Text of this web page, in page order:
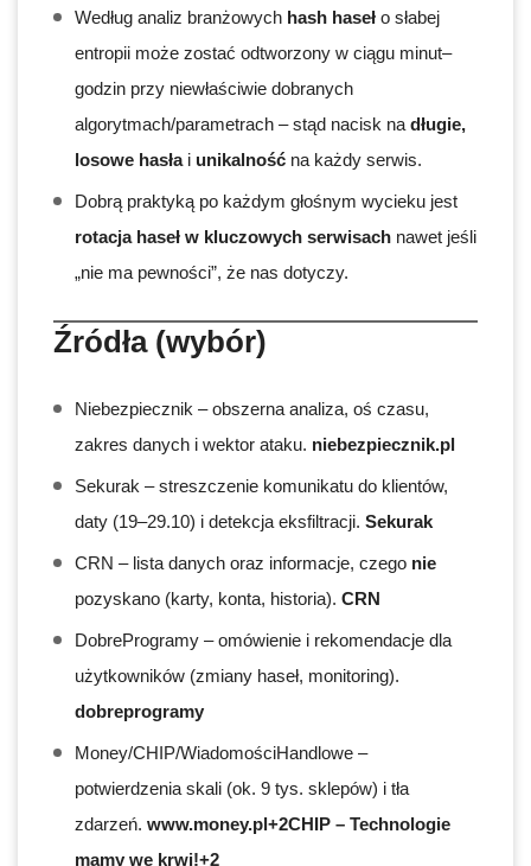
Według analiz branżowych hash haseł o słabej
entropii może zostać odtworzony w ciągu minut–
godzin przy niewłaściwie dobranych
algorytmach/parametrach – stąd nacisk na długie,
losowe hasłai unikalność na każdy serwis.
Dobrą praktyką po każdym głośnym wycieku jest
rotacja haseł w kluczowych serwisach nawet jeśli
„nie ma pewności”, że nas dotyczy.
Źródła (wybór)
Niebezpiecznik – obszerna analiza, oś czasu,
zakres danych i wektor ataku. niebezpiecznik.pl
Sekurak – streszczenie komunikatu do klientów,
daty (19–29.10) i detekcja eksfiltracji. Sekurak
CRN – lista danych oraz informacje, czego nie
pozyskano (karty, konta, historia). CRN
DobreProgramy – omówienie i rekomendacje dla
użytkowników (zmiany haseł, monitoring).
dobreprogramy
Money/CHIP/WiadomościHandlowe –
potwierdzenia skali (ok. 9 tys. sklepów) i tła
zdarzeń. www.money.pl+2CHIP – Technologie
mamy we krwi!+2